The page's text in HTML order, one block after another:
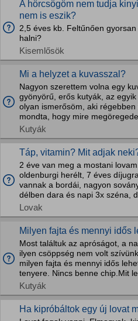
A hörcsögöm nem tudja
nem is eszik?
2,5 éves kb. Feltűnően
halni?
Kisemlősök
Mi a helyzet a kuvasszal?
Nagyon szerettem volna egy
gyönyörű, erős kutyák, az
olyan ismerősöm, aki
mondta, hogy mire
Kutyák
Táp, vitamin? Mit adjak
2 éve van meg a mostani
oldenburgi herélt, 7 éves
vannak a bordái, nagyon
délben dara és napi 3x széna,
Lovak
Milyen fajta és mennyi idős
Most találtuk az apróságot, a
ilyen csöppség nem volt
milyen fajta és mennyi idős
tenyere. Nincs benne chip.Mit
Kutyák
Ha kipróbáltok egy új lovat